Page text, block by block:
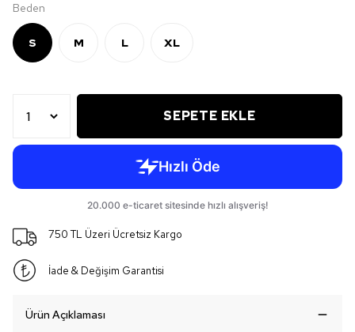
Beden
S M L XL
SEPETE EKLE
750 TL Üzeri Ücretsiz Kargo
İade & Değişim Garantisi
Ürün Açıklaması